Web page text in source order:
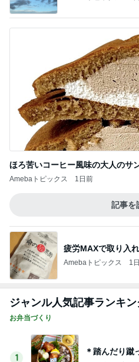
Amebaトピックス
記事
アウトレットであ
Amebaトピックス 1
二千万円がほしい
Amebaトピックス 1
Amebaトピックス 13
街でも聞かれるバ
Amebaトピックス 1